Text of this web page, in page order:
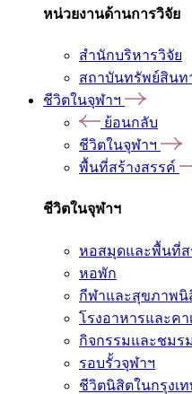
หน่วยงานด้านการวิจัย
สำนักบริหารวิจัย
สถาบันทรัพย์สิน
ชีวิตในจุฬาฯ
ย้อนกลับ
ชีวิตในจุฬาฯ
พื้นที่สร้างสรรค์
ชีวิตในจุฬาฯ
หอสมุดและพื้นที่ส
หอพัก
กีฬาและสุขภาพนิ
โรงอาหารและคา
กิจกรรมและชมรม
รอบรั้วจุฬาฯ
ชีวิตนิสิตในกรุงเ